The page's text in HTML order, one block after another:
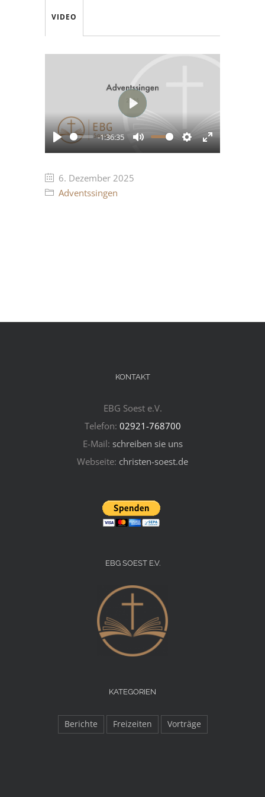
VIDEO
Play
-1:36:35
Mute Settings
Enter
Play
6. Dezember 2025
Adventssingen
KONTAKT
EBG Soest e.V.
Telefon: 02921-768700
E-Mail: schreiben sie uns
Webseite: christen-soest.de
EBG SOEST E.V.
KATEGORIEN
Berichte Freizeiten Vorträge